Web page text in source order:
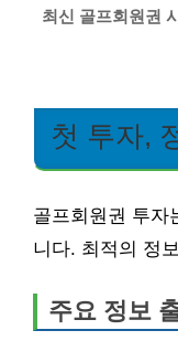
최신 골프회원권
첫 투자,
골프회원권 투자
니다. 최적의 정
주요 정보